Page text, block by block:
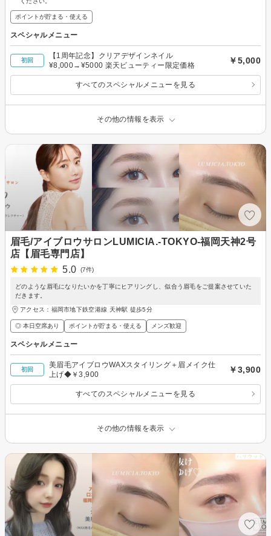
ポイントが貯まる・使える
スペシャルメニュー
初回
【1周年記念】クリアデザインネイル
¥8,000→¥5000 楽天ビューティー限定価格
￥5,000
すべてのスペシャルメニューを見る
その他の情報を表示
眉毛/アイブロウサロンLUMICIA.-TOKYO-福岡天神2号
店【眉毛専門店】
5.0
(7件)
どのような眉毛になりたいかを丁寧にヒアリングし、似合う眉毛をご提案させていた
だきます。
アクセス：福岡市地下鉄空港線 天神駅 徒歩5分
◎ 本日空席あり ポイントが貯まる・使える メンズ歓迎
スペシャルメニュー
初回
美眉毛アイブロウWAXスタイリング＋眉メイク仕
上げ◆￥3,900
￥3,900
すべてのスペシャルメニューを見る
その他の情報を表示